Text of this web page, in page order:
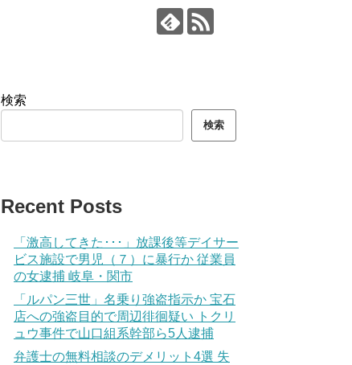
検索
検索
Recent Posts
「激高してきた･･･」放課後等デイサー
ビス施設で男児（７）に暴行か 従業員
の女逮捕 岐阜・関市
「ルパン三世」名乗り強盗指示か 宝石
店への強盗目的で周辺徘徊疑い トクリ
ュウ事件で山口組系幹部ら5人逮捕
弁護士の無料相談のデメリット4選 失